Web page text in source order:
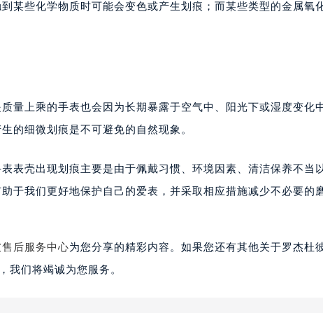
市长安区中山东路39号勒泰中心写字楼B座13层07室（需提前预
自治区呼和浩特市玉泉区大学西街70号华润万象城写字楼（鄂尔
兰州市七里河区西津西路16号兰州中心写字楼21层2102室（需提
省大庆市萨尔图区会战大街罗杰杜彼售后服务中心（需提前预约
省鹤岗市向阳区红军路罗杰杜彼售后服务中心（需提前预约）
省佳木斯市向阳区长安路罗杰杜彼售后服务中心（需提前预约）
省牡丹江市东安区太平路罗杰杜彼售后服务中心（需提前预约）
某些化学物质时可能会变色或产生划痕；而某些类型的金属氧
量上乘的手表也会因为长期暴露于空气中、阳光下或湿度变化
的细微划痕是不可避免的自然现象。
表壳出现划痕主要是由于佩戴习惯、环境因素、清洁保养不当
于我们更好地保护自己的爱表，并采取相应措施减少不必要的
后服务中心为您分享的精彩内容。如果您还有其他关于罗杰杜
我们将竭诚为您服务。